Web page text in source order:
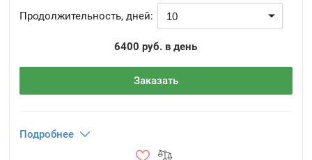
Продолжительность, дней:
6400 руб. в день
Заказать
Подробнее